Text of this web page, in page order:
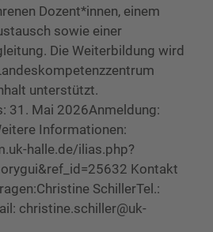
Dozent*innen, einem
sowie einer
Die Weiterbildung wird
unterstützt.
31. Mai 2026Anmeldung:
Informationen:
halle.de/ilias.php?
Kontakt
SchillerTel.:
christine.schiller@uk-